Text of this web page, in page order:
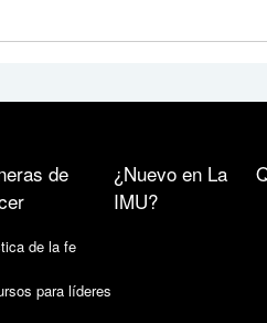
de
de la fe
para líderes
¿Nuevo en La
IMU?